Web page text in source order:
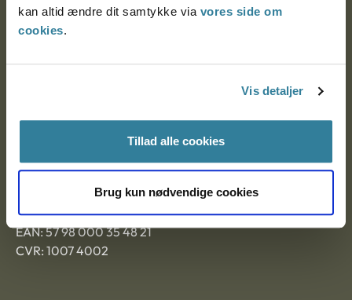
kan altid ændre dit samtykke via vores side om
cookies.
Vis detaljer
Tillad alle cookies
Brug kun nødvendige cookies
Postadresse:
9000 Aalborg
Ankestyrelsen Aalborg
Ankestyrelsen København
EAN: 57 98 000 35 48 21
CVR: 1007 4002